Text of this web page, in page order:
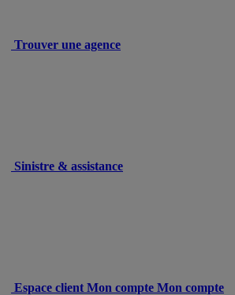
Trouver une agence
Sinistre & assistance
Espace client Mon compte Mon compte